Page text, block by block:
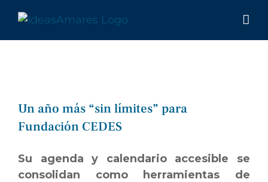
contenido
Un año más “sin límites” para
Fundación CEDES
Su agenda y calendario accesible se
consolidan como herramientas de